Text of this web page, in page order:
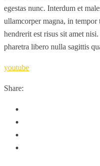
egestas nunc. Interdum et
ullamcorper magna, in
hendrerit est risus sit amet
pharetra libero nulla sagittis
youtube
Share: